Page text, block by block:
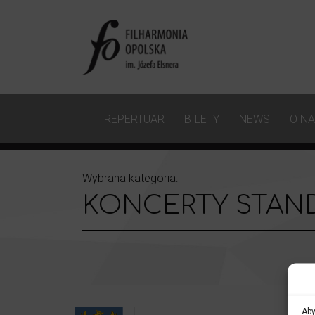
REPERTUAR BILETY NEWS O
Wybrana kategoria:
KONCERTY